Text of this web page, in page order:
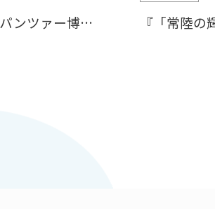
イベント「ガールズ＆パンツァー博覧会＠金沢」販売グッズのご紹介